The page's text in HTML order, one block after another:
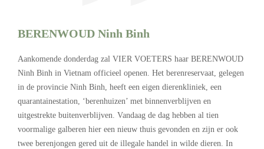
BERENWOUD Ninh Binh
Aankomende donderdag zal VIER VOETERS haar BERENWOUD
Ninh Binh in Vietnam officieel openen. Het berenreservaat, gelegen
in de provincie Ninh Binh, heeft een eigen dierenkliniek, een
quarantainestation, ‘berenhuizen’ met binnenverblijven en
uitgestrekte buitenverblijven. Vandaag de dag hebben al tien
voormalige galberen hier een nieuw thuis gevonden en zijn er ook
twee berenjongen gered uit de illegale handel in wilde dieren. In